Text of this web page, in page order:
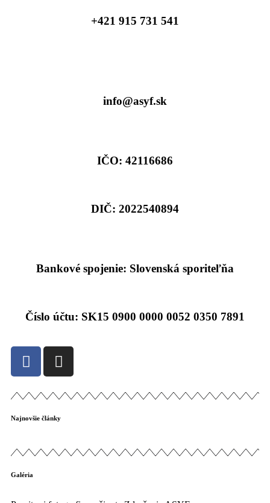
+421 915 731 541
info@asyf.sk
IČO: 42116686
DIČ: 2022540894
Bankové spojenie: Slovenská sporiteľňa
Číslo účtu: SK15 0900 0000 0052 0350 7891
Najnovšie články
Galéria